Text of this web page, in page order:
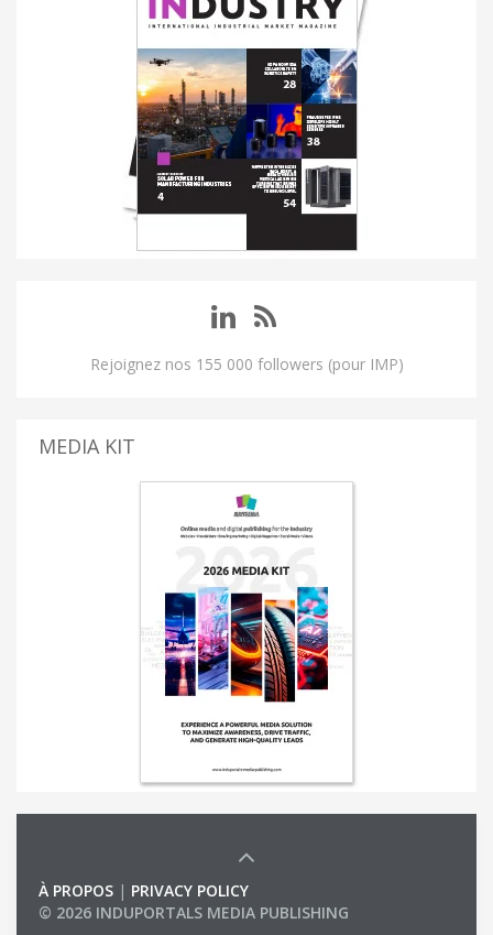
Rejoignez nos 155 000 followers (pour IMP)
MEDIA KIT
À PROPOS | PRIVACY POLICY
© 2026 INDUPORTALS MEDIA PUBLISHING